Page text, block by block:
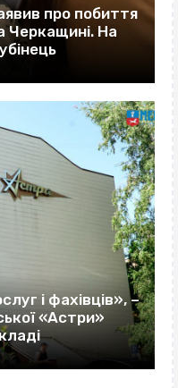
про побиття
Черкащині. На
і фахівців», –
«Астри»